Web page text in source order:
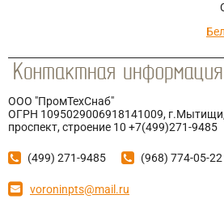
ООО "ПромТехСнаб"
ОГРН 1095029006918141009,
проспект, строение 10 +7(499)271-9485
(499) 271-9485 (968) 774-05-22
voroninpts@mail.ru